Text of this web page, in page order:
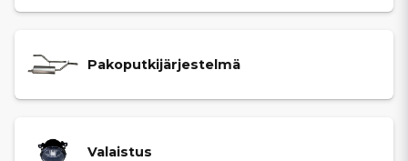
Pakoputkijärjestelmä
Valaistus